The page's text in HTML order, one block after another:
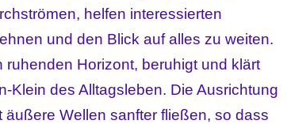
helfen interessierten
und den Blick auf alles zu weiten.
ruhenden Horizont, beruhigt und klärt
Klein des Alltagsleben. Die Ausrichtung
Wellen sanfter fließen, so dass